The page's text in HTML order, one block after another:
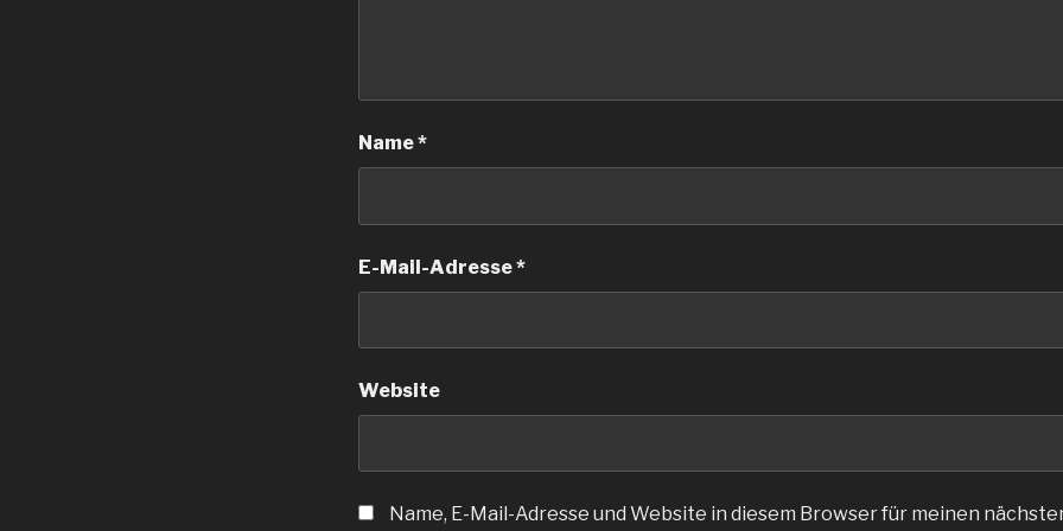
Name*
E-Mail-Adresse*
Website
Name, E-Mail-Adresse und Website in diesem Browser für meinen